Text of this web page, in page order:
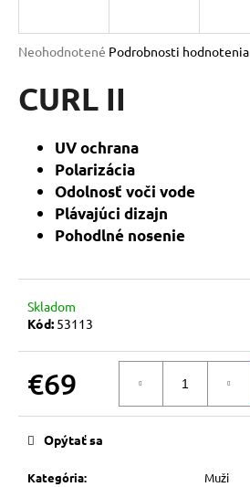
Priemerné
produktu
je
hviezdičiek.
Neohodnotené Podrobnosti hodnotenia
CURL II
UV ochrana
Polarizácia
Odolnosť voči vode
Plávajúci dizajn
Pohodlné nosenie
Skladom
Kód: 53113
€69
Kategória:
Muži
Opýtať sa
j
ť
?
HĽADAŤ
d
p
o
ú
č
m
e